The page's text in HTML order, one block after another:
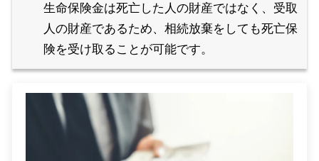
生命保険金は死亡した人の財産ではなく、受取
人の財産であるため、相続放棄をしても死亡保
険を受け取ることが可能です。